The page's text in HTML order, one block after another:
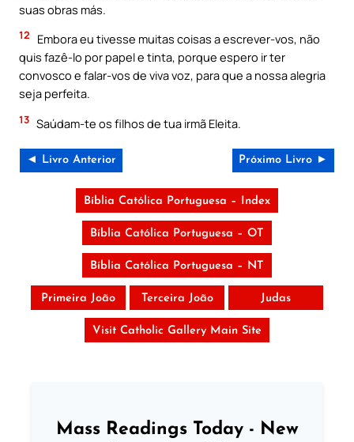
suas obras más.
12
Embora eu tivesse muitas coisas a escrever-vos, não
quis fazê-lo por papel e tinta, porque espero ir ter
convosco e falar-vos de viva voz, para que a nossa alegria
seja perfeita.
13 Saúdam-te os filhos de tua irmã Eleita.
◄ Livro Anterior Próximo Livro ►
Bíblia Católica Portuguesa – Index
Bíblia Católica Portuguesa – OT
Bíblia Católica Portuguesa – NT
Primeira João Terceira João Judas
Visit Catholic Gallery Main Site
Mass Readings Today - New